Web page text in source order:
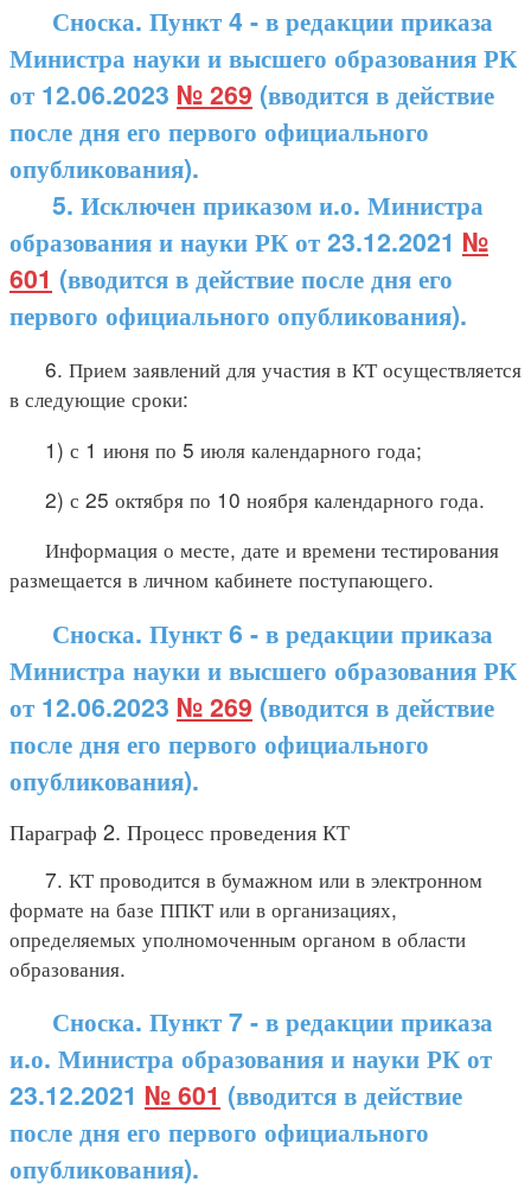
Сноска. Пункт 4 - в редакции приказа
Министра науки и высшего образования РК
от 12.06.2023 № 269 (вводится в действие
после дня его первого официального
опубликования).
5. Исключен приказом и.о. Министра
образования и науки РК от 23.12.2021 №
601 (вводится в действие после дня его
первого официального опубликования).
6. Прием заявлений для участия в КТ осуществляется
в следующие сроки:
1) с 1 июня по 5 июля календарного года;
2) с 25 октября по 10 ноября календарного года.
Информация о месте, дате и времени тестирования
размещается в личном кабинете поступающего.
Сноска. Пункт 6 - в редакции приказа
Министра науки и высшего образования РК
от 12.06.2023 № 269 (вводится в действие
после дня его первого официального
опубликования).
Параграф 2. Процесс проведения КТ
7. КТ проводится в бумажном или в электронном
формате на базе ППКТ или в организациях,
определяемых уполномоченным органом в области
образования.
Сноска. Пункт 7 - в редакции приказа
и.о. Министра образования и науки РК от
23.12.2021 № 601 (вводится в действие
после дня его первого официального
опубликования).